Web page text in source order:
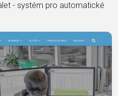
- systém pro automatické